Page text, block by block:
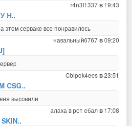
r4n3l1337в 19:43
Н..
этом серваке все понравилось
навальный6767в09:20
Cblpok4eesв23:51
CSG..
высовили
алаха в рот ебалв 17:08